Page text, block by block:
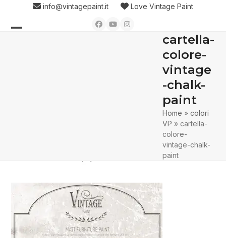
content
info@vintagepaint.it Love Vintage Paint
Facebook
YouTubeInstagram
cartella-
colore-
vintage
-chalk-
paint
Home »colori
VP » cartella-
colore-
vintage-chalk-
paint